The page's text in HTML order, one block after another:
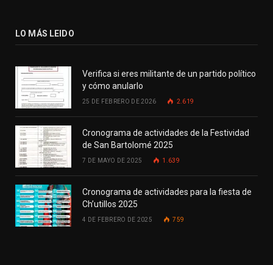
LO MÁS LEIDO
Verifica si eres militante de un partido político
y cómo anularlo
25 DE FEBRERO DE 2026 2.619
Cronograma de actividades de la Festividad
de San Bartolomé 2025
7 DE MAYO DE 2025 1.639
Cronograma de actividades para la fiesta de
Ch’utillos 2025
4 DE FEBRERO DE 2025 759